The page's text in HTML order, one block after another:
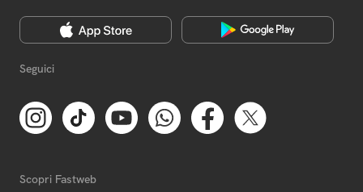
Seguici
Scopri Fastweb